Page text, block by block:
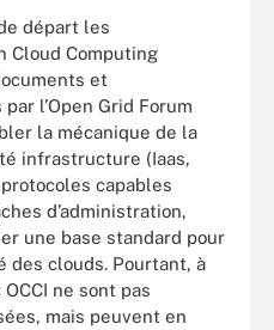
départ les
Cloud Computing
et
l’Open Grid Forum
la mécanique de la
infrastructure (Iaas,
protocoles capables
d’administration,
une base standard pour
des clouds. Pourtant, à
ne sont pas
mais peuvent en